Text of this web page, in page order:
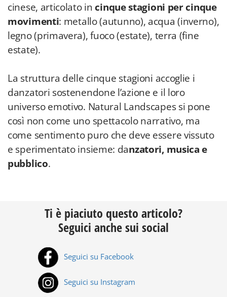
cinese, articolato in cinque stagioni per cinque
movimenti: metallo (autunno), acqua (inverno),
legno (primavera), fuoco (estate), terra (fine
estate).
La struttura delle cinque stagioni accoglie i
danzatori sostenendone l’azione e il loro
universo emotivo. Natural Landscapes si pone
così non come uno spettacolo narrativo, ma
come sentimento puro che deve essere vissuto
e sperimentato insieme: danzatori, musica e
pubblico.
Ti è piaciuto questo articolo?
Seguici anche sui social
Seguici su Facebook
Seguici su Instagram